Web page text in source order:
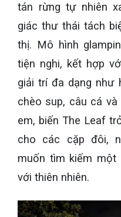
tán rừng tự nhiên
giác thư thái tách
thị. Mô hình
tiện nghi, kết hợp
giải trí đa dạng như
chèo sup, câu cá
em, biến The Leaf
cho các cặp đôi,
muốn tìm kiếm một
với thiên nhiên.